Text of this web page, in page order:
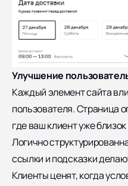
Улучшение
Каждый элемент сайта
пользователя. Страница
где ваш клиент уже
Логично
ссылки и подсказки
Клиенты ценят, когда